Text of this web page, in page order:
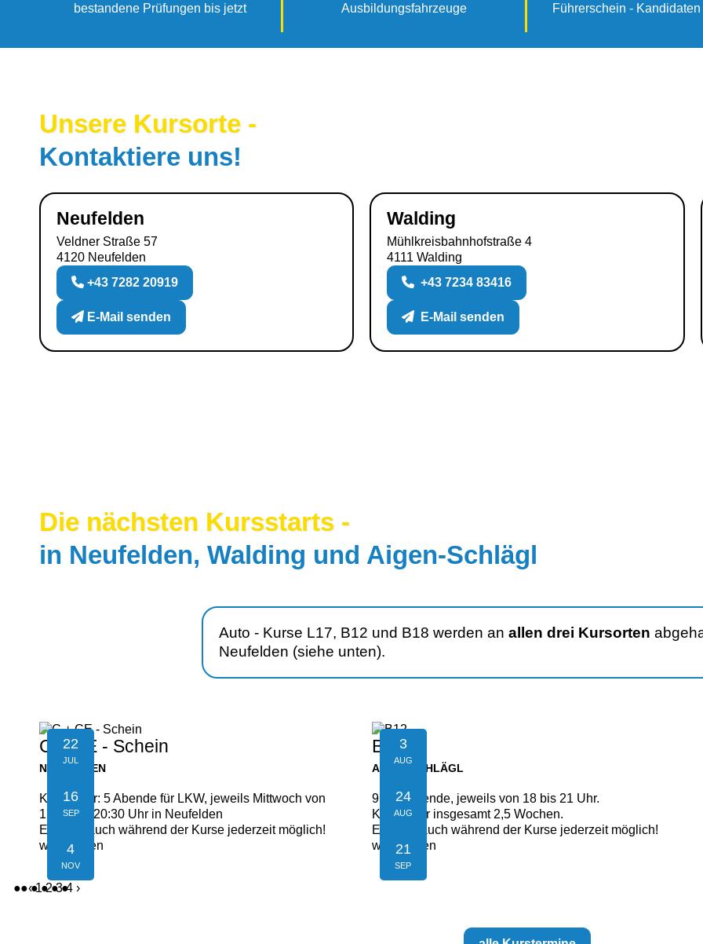
bestandene Prüfungen bis jetzt Ausbildungsfahrzeuge Führerschein -
Unsere Kursorte -
Kontaktiere uns!
Neufelden
Veldner Straße 57
4120 Neufelden
+43 7282 20919
E-Mail senden
Walding
Mühlkreisbahnhofstraße 4
4111 Walding
+43 7234 83416
E-Mail senden
Die nächsten Kursstarts -
in Neufelden, Walding und Aigen-Schlägl
Auto - Kurse L17, B12 und B18 wer­den anallen drei Kursorten
Neufel­den (siehe unten).
22
JUL
16
SEP
4
NOV
C + CE - Schein
NEUFELDEN
Kursdauer: 5 Abende für LKW, jeweils Mittwoch von
17:30 bis 20:30 Uhr in Neufelden
Einstieg auch während der Kurse jederzeit möglich!
weiterlesen
3
AUG
24
AUG
21
SEP
B12
AIGEN-SCHLÄGL
9 Kursabende, jeweils von 18 bis 21 Uhr.
Kursdauer insgesamt 2,5 Wochen.
Einstieg auch während der Kurse jederzeit möglich!
weiterlesen
‹ 1 2 3 4 ›